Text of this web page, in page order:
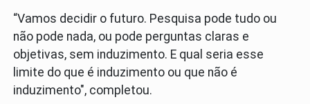
“Vamos decidir o futuro. Pesquisa pode tudo ou
não pode nada, ou pode perguntas claras e
objetivas, sem induzimento. E qual seria esse
limite do que é induzimento ou que não é
induzimento", completou.